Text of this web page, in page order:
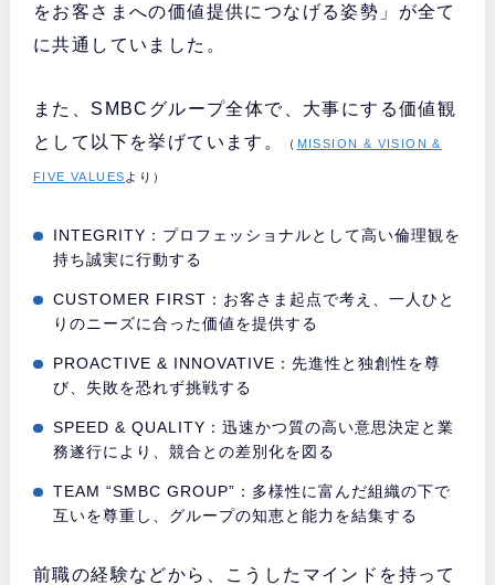
をお客さまへの価値提供につなげる姿勢」が全て
に共通していました。
また、SMBCグループ全体で、大事にする価値観
として以下を挙げています。
（ MISSION & VISION &
FIVE VALUES より）
INTEGRITY：プロフェッショナルとして高い倫理観を
持ち誠実に行動する
CUSTOMER FIRST：お客さま起点で考え、一人ひと
りのニーズに合った価値を提供する
PROACTIVE & INNOVATIVE：先進性と独創性を尊
び、失敗を恐れず挑戦する
SPEED & QUALITY：迅速かつ質の高い意思決定と業
務遂行により、競合との差別化を図る
TEAM “SMBC GROUP”：多様性に富んだ組織の下で
互いを尊重し、グループの知恵と能力を結集する
前職の経験などから、こうしたマインドを持って